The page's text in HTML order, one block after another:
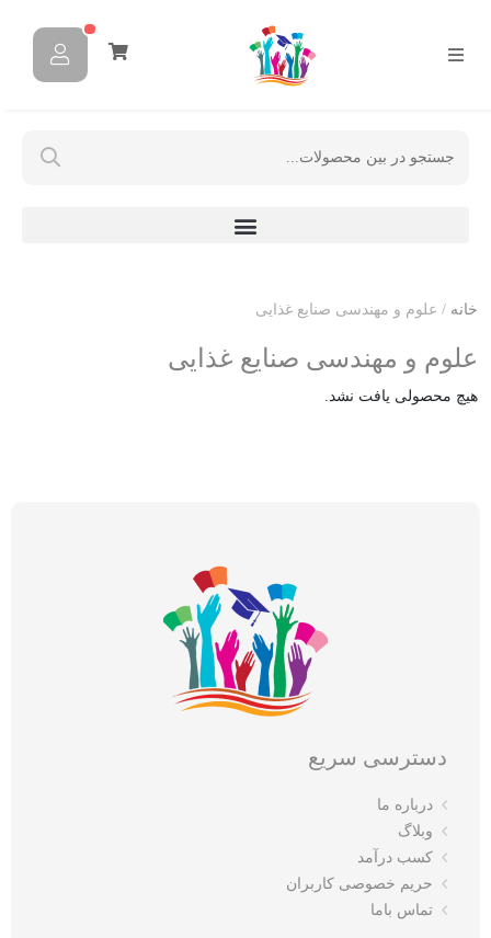
خانه / علوم و مهندسی صنایع غذایی
علوم و مهندسی صنایع غذایی
هیچ محصولی یافت نشد.
دسترسی سریع
درباره ما
وبلاگ
کسب درآمد
حریم خصوصی کاربران
تماس باما